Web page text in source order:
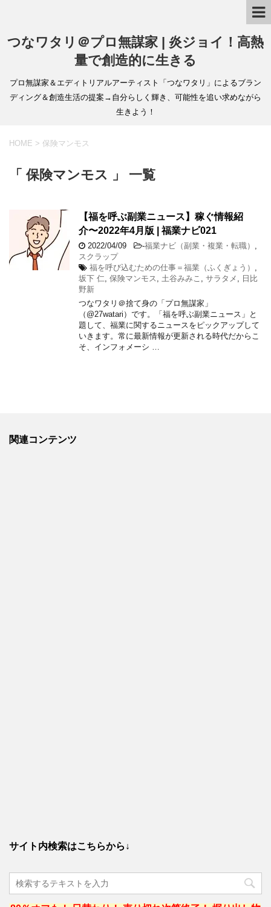
つなワタリ＠プロ無謀家 | 炎ジョイ！高熱
量で創造的に生きる
プロ無謀家＆エディトリアルアーティスト「つなワタリ」によるブラン
ディング＆創造生活の提案→自分らしく輝き、可能性を追い求めながら
生きよう！
HOME > 保険マンモス
「 保険マンモス 」 一覧
【福を呼ぶ副業ニュース】稼ぐ情報紹
介〜2022年4月版 | 福業ナビ021
2022/04/09 -福業ナビ（副業・複業・転職）
スクラップ
福を呼び込むための仕事＝福業（ふくぎょう）
坂下 仁 保険マンモス 土谷みみこ サラタメ
日比
野新
つなワタリ＠捨て身の「プロ無謀家」
（@27watari）です。「福を呼ぶ副業ニュース」と
題して、福業に関するニュースをピックアップして
いきます。常に最新情報が更新される時代だからこ
そ、インフォメーシ …
関連コンテンツ
サイト内検索はこちらから↓